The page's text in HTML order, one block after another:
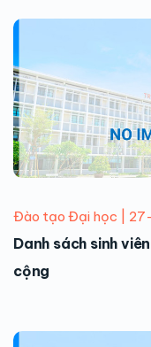
Đào tạo Đại học |
Danh sách sinh
cộng